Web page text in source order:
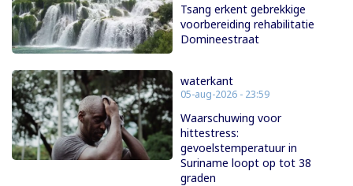
Tsang erkent gebrekkige
voorbereiding rehabilitatie
Domineestraat
waterkant
05-aug-2026 - 23:59
Waarschuwing voor
hittestress:
gevoelstemperatuur in
Suriname loopt op tot 38
graden